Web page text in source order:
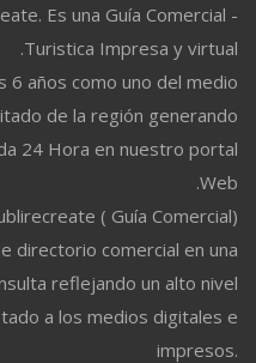
Es una Guía Comercial -
Turistica Impresa y virtual.
6 años como uno del medio
de la región generando
24 Hora en nuestro portal
Web.
( Guía Comercial)
directorio comercial en una
reflejando un alto nivel
a los medios digitales e
impresos.